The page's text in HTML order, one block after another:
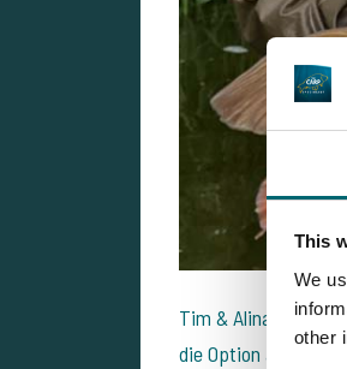
This
We
other
Tim & Alina hatten
die Option auf die